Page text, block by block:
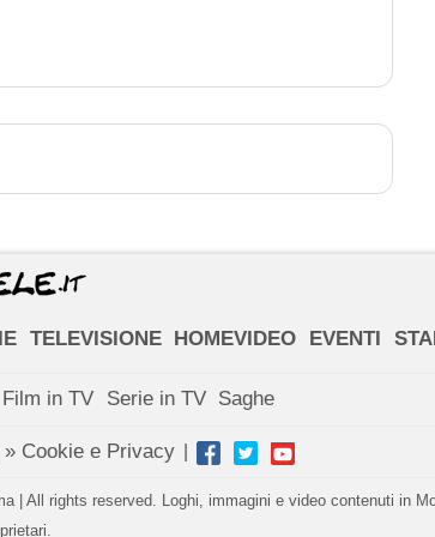
TELEVISIONE HOMEVIDEO EVENTI
Film in TV Serie in TV Saghe
» Cookie e Privacy
| All rights reserved. Loghi, immagini e video contenuti in